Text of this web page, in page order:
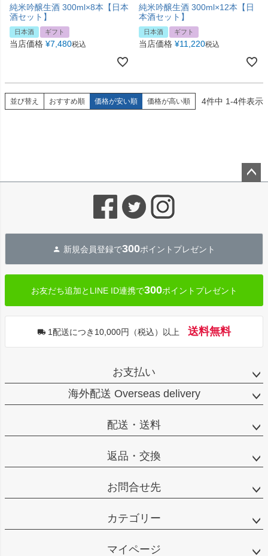
純米吟醸生酒 300ml×8本【日本
酒セット】
日本酒 ギフト
当店価格 ¥7,480税込
純米吟醸生酒 300ml×12本【日
本酒セット】
日本酒 ギフト
当店価格 ¥11,220税込
並び替え おすすめ順 価格が安い順 価格が高い順 4件中 1-4件表示
新規会員登録で300ポイントプレゼント
お友だち追加とLINE ID連携で300ポイントプレゼント
1配送につき10,000円（税込）以上 送料無料
お支払い
海外配送 Overseas delivery
配送・送料
返品・交換
お問合せ先
カテゴリー
マイページ